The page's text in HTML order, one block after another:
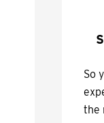
So
the